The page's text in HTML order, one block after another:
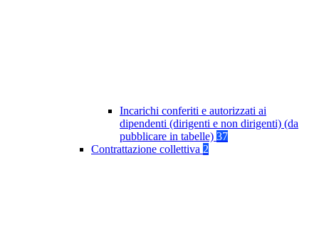
Incarichi conferiti e autorizzati ai
dipendenti (dirigenti e non dirigenti) (da
pubblicare in tabelle) 37
Contrattazione collettiva 2